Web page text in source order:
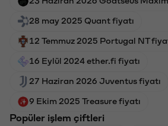
28 may 2025 Quant fiyatı
12 Temmuz 2025 Portugal NT
16 Eylül 2024 ether.fi fiyatı
27 Haziran 2026 Juventus fiyatı
9 Ekim 2025 Treasure fiyatı
Popüler işlem çiftleri